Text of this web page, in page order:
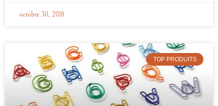
octobre 30, 2018
TOP PRODUITS